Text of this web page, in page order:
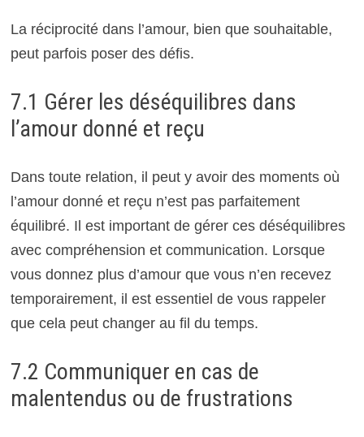
La réciprocité dans l’amour, bien que souhaitable,
peut parfois poser des défis.
7.1 Gérer les déséquilibres dans
l’amour donné et reçu
Dans toute relation, il peut y avoir des moments où
l’amour donné et reçu n’est pas parfaitement
équilibré. Il est important de gérer ces déséquilibres
avec compréhension et communication. Lorsque
vous donnez plus d’amour que vous n’en recevez
temporairement, il est essentiel de vous rappeler
que cela peut changer au fil du temps.
7.2 Communiquer en cas de
malentendus ou de frustrations